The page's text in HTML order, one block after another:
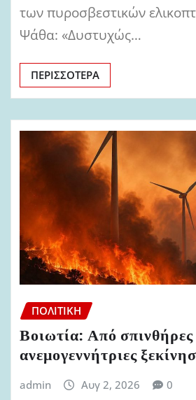
των πυροσβεστικών
Ψάθα: «Δυστυχώς…
ΠΕΡΙΣΣΌΤΕΡΑ
ΠΟΛΙΤΙΚΉ
Βοιωτία: Από
ανεμογεννήτριες
admin Αυγ 2, 2026 0